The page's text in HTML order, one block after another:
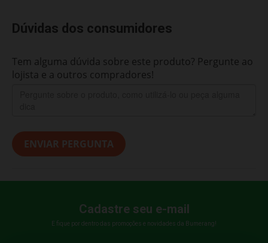
Dúvidas dos consumidores
Tem alguma dúvida sobre este produto? Pergunte ao
lojista e a outros compradores!
ENVIAR PERGUNTA
Cadastre seu e-mail
E fique por dentro das promoções e novidades da Bumerang!